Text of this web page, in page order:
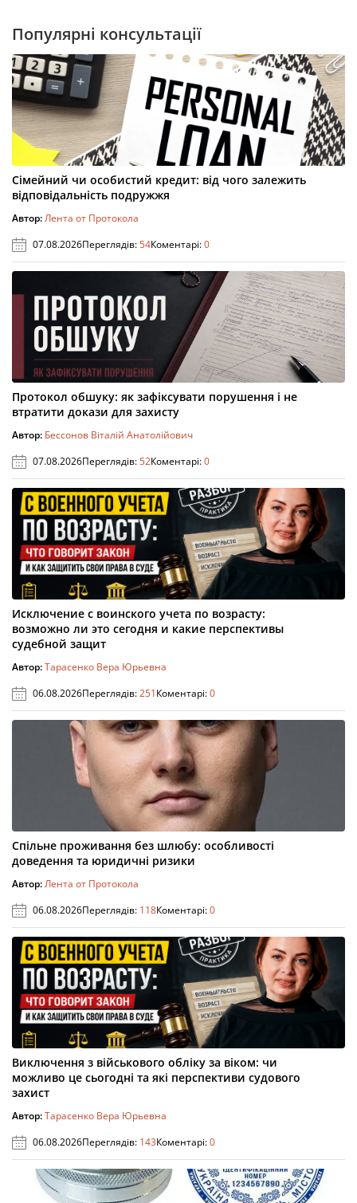
Популярні консультації
Сімейний чи особистий кредит: від чого залежить
відповідальність подружжя
Автор:Лента от Протокола
07.08.2026Переглядів:54Коментарі:0
Протокол обшуку: як зафіксувати порушення і не
втратити докази для захисту
Автор: Бессонов Віталій Анатолійович
07.08.2026Переглядів:52Коментарі:0
Исключение с воинского учета по возрасту:
возможно ли это сегодня и какие перспективы
судебной защит
Автор:Тарасенко Вера Юрьевна
06.08.2026Переглядів:251Коментарі:0
Спільне проживання без шлюбу: особливості
доведення та юридичні ризики
Автор:Лента от Протокола
06.08.2026Переглядів: 118Коментарі:0
Виключення з військового обліку за віком: чи
можливо це сьогодні та які перспективи судового
захист
Автор:Тарасенко Вера Юрьевна
06.08.2026Переглядів: 143Коментарі:0